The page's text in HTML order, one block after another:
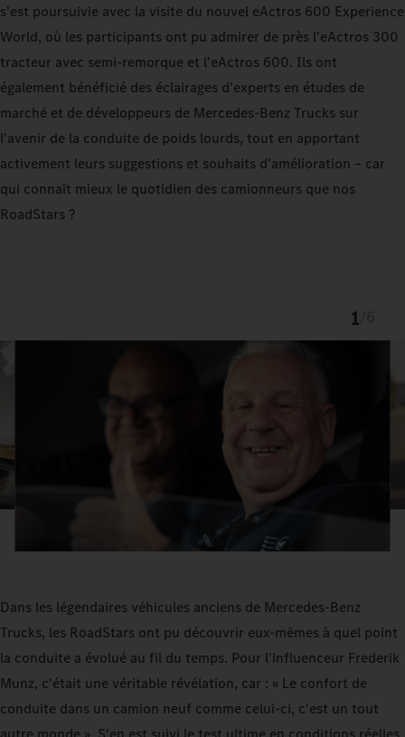
s'est poursuivie avec la visite du nouvel eActros 600 Experience
World, où les participants ont pu admirer de près l'eActros 300
tracteur avec semi-remorque et l'eActros 600. Ils ont
également bénéficié des éclairages d'experts en études de
marché et de développeurs de Mercedes-Benz Trucks sur
l'avenir de la conduite de poids lourds, tout en apportant
activement leurs suggestions et souhaits d'amélioration – car
qui connaît mieux le quotidien des camionneurs que nos
RoadStars ?
1
Dans les légendaires véhicules anciens de Mercedes-Benz
Trucks, les RoadStars ont pu découvrir eux-mêmes à quel point
la conduite a évolué au fil du temps. Pour l'influenceur Frederik
Munz, c'était une véritable révélation, car : « Le confort de
conduite dans un camion neuf comme celui-ci, c'est un tout